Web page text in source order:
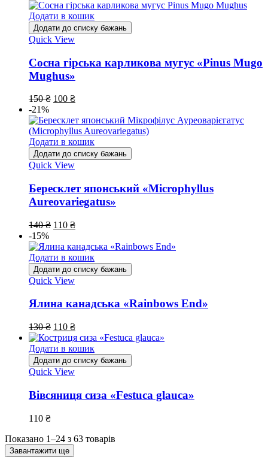
Додати в кошик
Додати до списку бажань
Quick View
Сосна гірська карликова мугус «Pinus Mugo
Mughus»
150₴ 100 ₴
-21%
Додати в кошик
Додати до списку бажань
Quick View
Бересклет японський «Microphyllus
Aureovariegatus»
140₴ 110 ₴
-15%
Додати в кошик
Додати до списку бажань
Quick View
Ялина канадська «Rainbows End»
130₴ 110 ₴
Додати в кошик
Додати до списку бажань
Quick View
Вівсяниця сиза «Festuca glauca»
110 ₴
Показано 1–24 з 63 товарів
Завантажити ще